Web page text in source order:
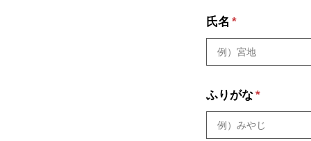
氏名 *
ふりがな*